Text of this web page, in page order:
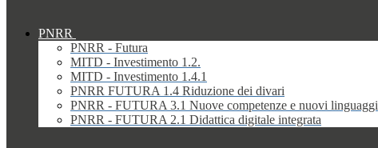
PNRR
PNRR - Futura
MITD - Investimento 1.2.
MITD - Investimento 1.4.1
PNRR FUTURA 1.4 Riduzione dei divari
PNRR - FUTURA 3.1 Nuove competenze e nuovi linguaggi
PNRR - FUTURA 2.1 Didattica digitale integrata